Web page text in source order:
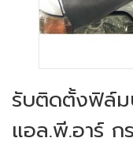
รับติดตั้งฟิล์ม
แอล.พี.อาร์ ก